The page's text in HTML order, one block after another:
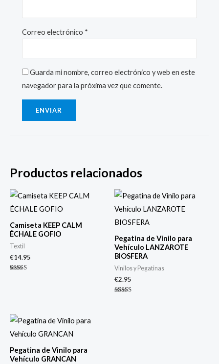
Correo electrónico *
Guarda mi nombre, correo electrónico y web en este
navegador para la próxima vez que comente.
Productos relacionados
Camiseta KEEP CALM
ÉCHALE GOFIO
Textil
€14.95
Pegatina de Vinilo para
Vehículo LANZAROTE
BIOSFERA
Vinilos y Pegatinas
€2.95
Pegatina de Vinilo para
Vehículo GRANCAN